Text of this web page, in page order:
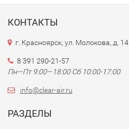
КОНТАКТЫ
г. Красноярск, ул. Молокова, д. 14
8 391 290-21-57
Пн—Пт 9:00—18:00 Сб 10:00-17:00
info@clear-air.ru
РАЗДЕЛЫ